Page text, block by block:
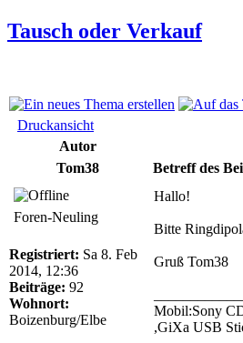
Tausch oder Verkauf
Druckansicht
Autor
Tom38
Betreff des
Foren-Neuling
Registriert: Sa 8. Feb
2014, 12:36
Beiträge: 92
Wohnort:
Boizenburg/Elbe
Hallo!
Bitte
Gruß Tom38
Mobil:Sony
,GiXa USB